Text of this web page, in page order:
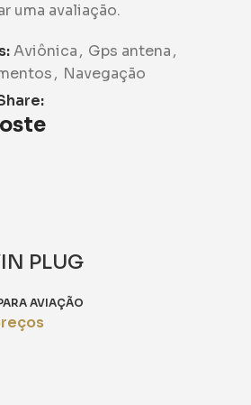
uma avaliação.
Aviônica, Gps antena,
, Navegação
PLUG
AVIAÇÃO